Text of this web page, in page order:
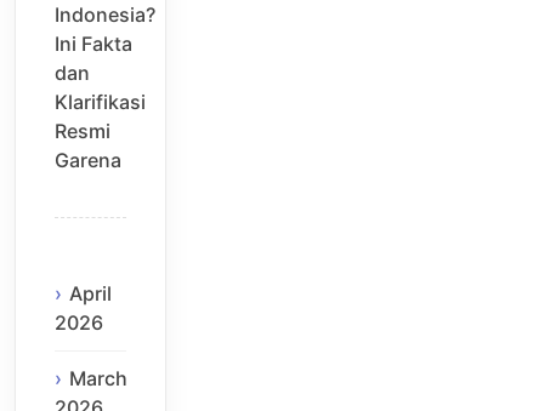
Indonesia?
Ini Fakta
dan
Klarifikasi
Resmi
Garena
April
2026
March